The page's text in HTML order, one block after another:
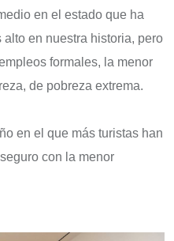
en el estado que ha
en nuestra historia, pero
formales, la menor
de pobreza extrema.
en el que más turistas han
con la menor